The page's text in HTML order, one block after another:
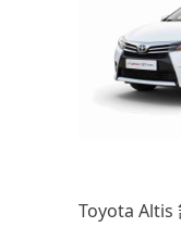
Toyota Altis